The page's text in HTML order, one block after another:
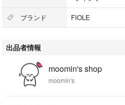
ブランド FIOLE
出品者情報
moomin's shop
moomin's